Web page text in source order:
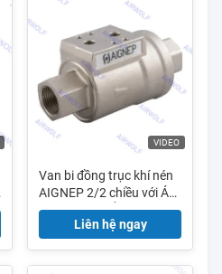
VIDEO
Van bi đồng trục khí nén
AIGNEP 2/2 chiều với Áp
suất điều khiển tối đa 10
bar Thân bằng thép
Liên hệ ngay